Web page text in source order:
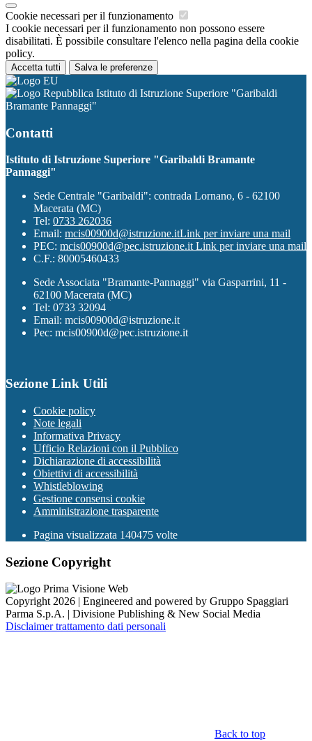
Cookie necessari per il funzionamento
I cookie necessari per il funzionamento non possono essere
disabilitati. È possibile consultare l'elenco nella pagina della cookie
policy.
Accetta tutti Salva le preferenze
Istituto di Istruzione Superiore "Garibaldi
Bramante Pannaggi"
Contatti
Istituto di Istruzione Superiore "Garibaldi Bramante
Pannaggi"
Sede Centrale "Garibaldi": contrada Lornano, 6 - 62100
Macerata (MC)
Tel: 0733 262036
Email: mcis00900d@istruzione.itLink per inviare una mail
PEC: mcis00900d@pec.istruzione.it Link per inviare una mail
C.F.: 80005460433
Sede Associata "Bramante-Pannaggi" via Gasparrini, 11 -
62100 Macerata (MC)
Tel: 0733 32094
Email: mcis00900d@istruzione.it
Pec: mcis00900d@pec.istruzione.it
Sezione Link Utili
Cookie policy
Note legali
Informativa Privacy
Ufficio Relazioni con il Pubblico
Dichiarazione di accessibilità
Obiettivi di accessibilità
Whistleblowing
Gestione consensi cookie
Amministrazione trasparente
Pagina visualizzata 140475 volte
Sezione Copyright
Copyright 2026 | Engineered and powered by Gruppo Spaggiari
Parma S.p.A. | Divisione Publishing & New Social Media
Disclaimer trattamento dati personali
Back to top